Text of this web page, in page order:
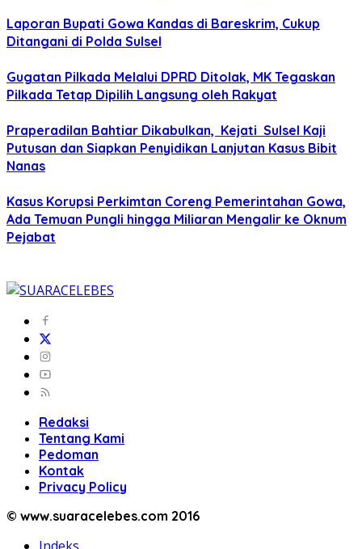
Laporan Bupati Gowa Kandas di Bareskrim, Cukup
Ditangani di Polda Sulsel
Gugatan Pilkada Melalui DPRD Ditolak, MK Tegaskan
Pilkada Tetap Dipilih Langsung oleh Rakyat
Praperadilan Bahtiar Dikabulkan, Kejati Sulsel Kaji
Putusan dan Siapkan Penyidikan Lanjutan Kasus Bibit
Nanas
Kasus Korupsi Perkimtan Coreng Pemerintahan Gowa,
Ada Temuan Pungli hingga Miliaran Mengalir ke Oknum
Pejabat
Redaksi
Tentang Kami
Pedoman
Kontak
Privacy Policy
© www.suaracelebes.com 2016